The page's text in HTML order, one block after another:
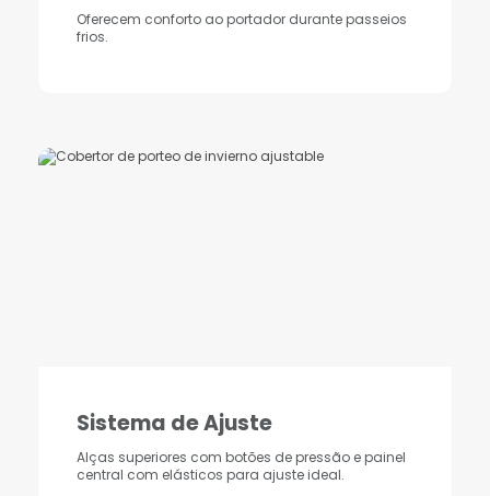
Oferecem conforto ao portador durante passeios
frios.
Sistema de Ajuste
Alças superiores com botões de pressão e painel
central com elásticos para ajuste ideal.